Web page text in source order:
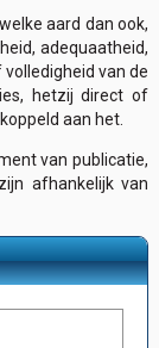
aard dan ook,
adequaatheid,
van de
hetzij direct of
aan het.
van publicatie,
afhankelijk van